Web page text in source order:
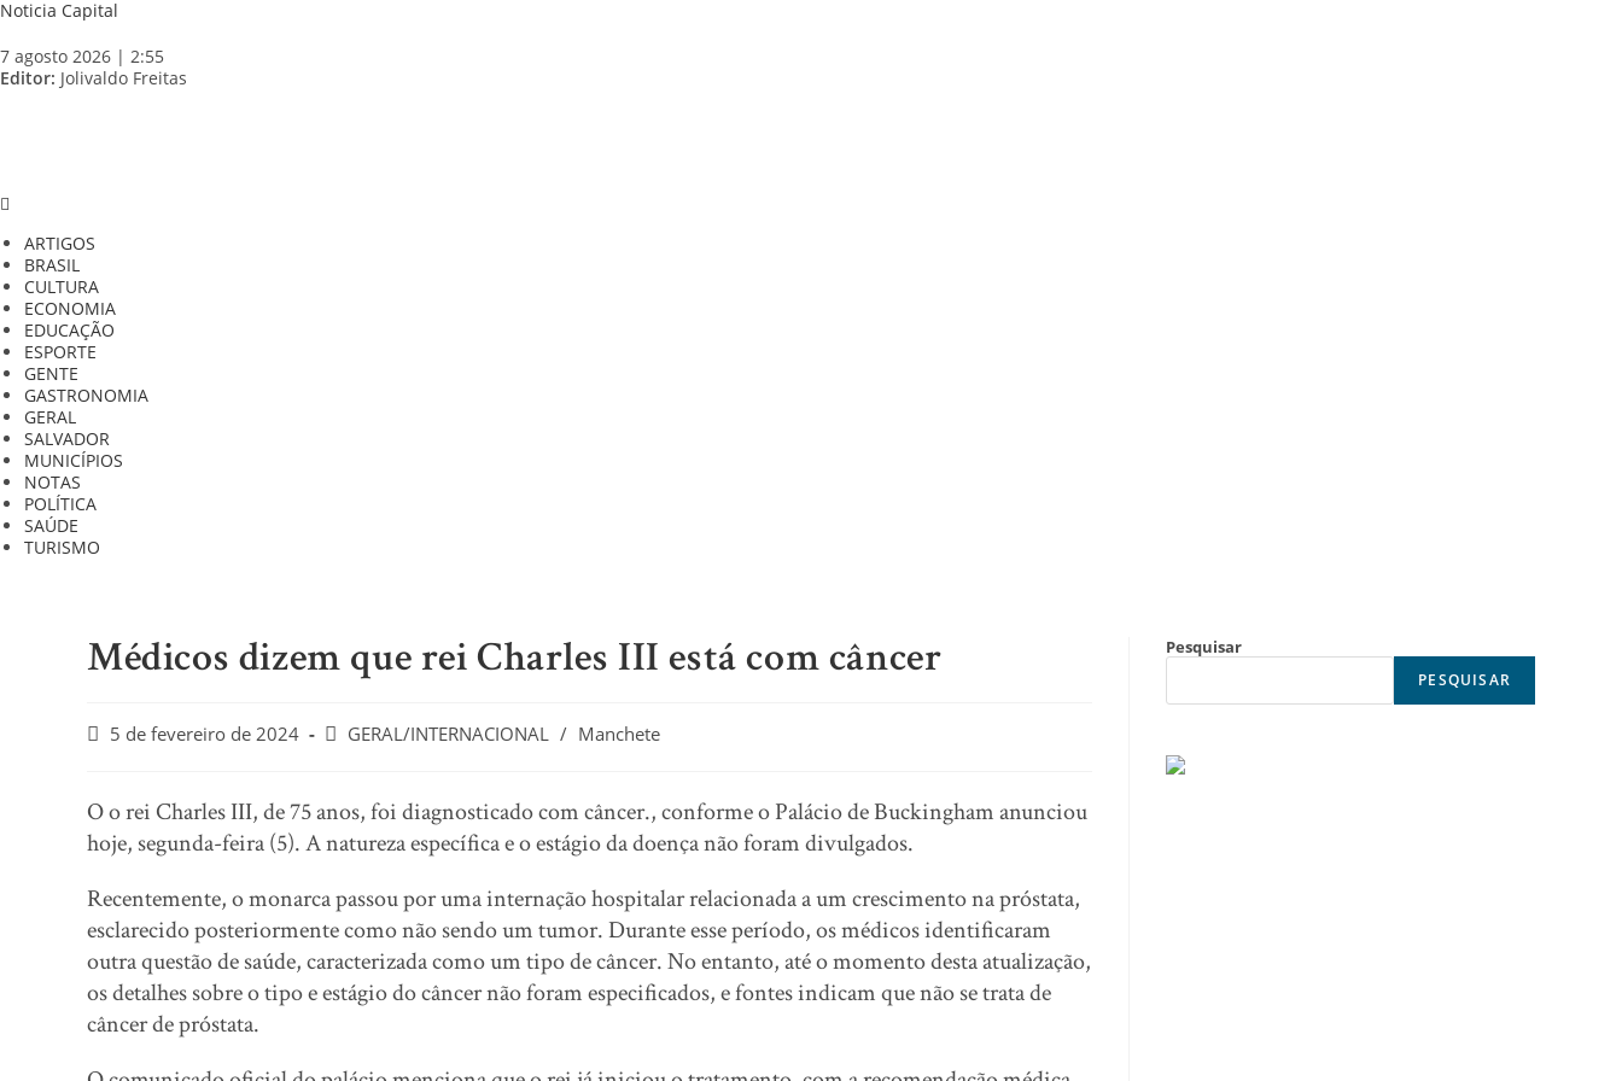
Skip
content
Noticia Capital
7 agosto 2026 | 2:55
Editor: Jolivaldo Freitas
ARTIGOS
BRASIL
CULTURA
ECONOMIA
EDUCAÇÃO
ESPORTE
GENTE
GASTRONOMIA
GERAL
SALVADOR
MUNICÍPIOS
NOTAS
POLÍTICA
SAÚDE
TURISMO
Médicos dizem que rei Charles III está com câncer
Post5 de fevereiro de 2024
PostGERAL/INTERNACIONAL / Manchete
O o rei Charles III, de 75 anos, foi diagnosticado com câncer., conforme o Palácio de Buckingham anunciou
hoje, segunda-feira (5). A natureza específica e o estágio da doença não foram divulgados.
Recentemente, o monarca passou por uma internação hospitalar relacionada a um crescimento na próstata,
esclarecido posteriormente como não sendo um tumor. Durante esse período, os médicos identificaram
outra questão de saúde, caracterizada como um tipo de câncer. No entanto, até o momento desta atualização,
os detalhes sobre o tipo e estágio do câncer não foram especificados, e fontes indicam que não se trata de
câncer de próstata.
Pesquisar
PESQUISAR